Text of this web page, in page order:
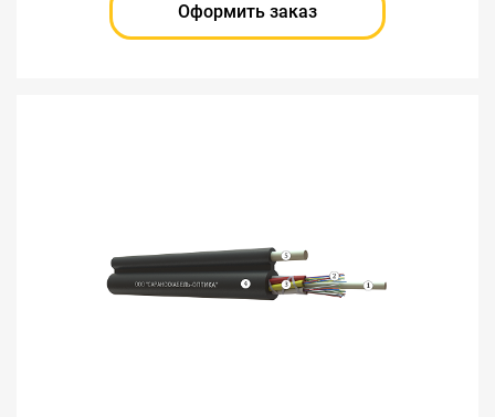
Оформить заказ